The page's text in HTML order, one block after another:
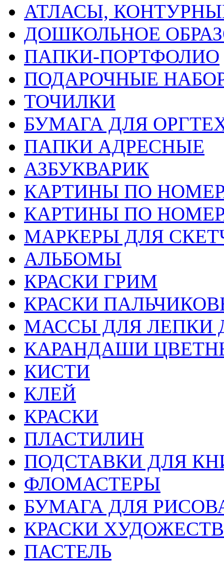
АТЛАСЫ,
ДОШКОЛЬНОЕ
ПАПКИ-ПОРТФОЛИО
ПОДАРОЧНЫЕ
ТОЧИЛКИ
БУМАГА ДЛЯ
ПАПКИ АДРЕСНЫЕ
АЗБУКВАРИК
КАРТИНЫ ПО
КАРТИНЫ ПО
МАРКЕРЫ ДЛЯ
АЛЬБОМЫ
КРАСКИ ГРИМ
КРАСКИ
МАССЫ ДЛЯ ЛЕПКИ
КАРАНДАШИ
КИСТИ
КЛЕЙ
КРАСКИ
ПЛАСТИЛИН
ПОДСТАВКИ ДЛЯ
ФЛОМАСТЕРЫ
БУМАГА ДЛЯ
КРАСКИ
ПАСТЕЛЬ